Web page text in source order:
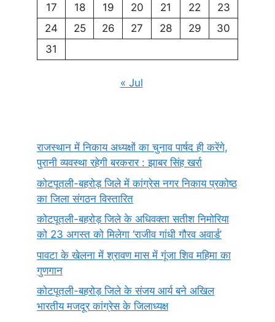
17
18 19 20 21 22
23
24
25 26 27 28 29
30
31
« Jul
राजस्थान में निकाय अध्यक्षों का चुनाव पार्षद ही करेंगे,
पुरानी व्यवस्था रहेगी बरकरार : झाबर सिंह खर्रा
कोटपूतली-बहरोड़ जिले में कांग्रेस नगर निकाय प्रकोष्ठ
का जिला संगठन विस्तारित
कोटपूतली-बहरोड़ जिले के अधिवक्ता सतीश निमोरिया
को 23 अगस्त को मिलेगा ‘राजीव गांधी गौरव अवार्ड’
पावटा के खेलना में श्रावण मास में गूंजा शिव महिमा का
गुणगान
कोटपूतली-बहरोड़ जिले के संजय आर्य बने अखिल
भारतीय मजदूर कांग्रेस के जिलाध्यक्ष